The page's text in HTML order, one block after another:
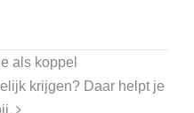
als koppel
krijgen? Daar helpt je